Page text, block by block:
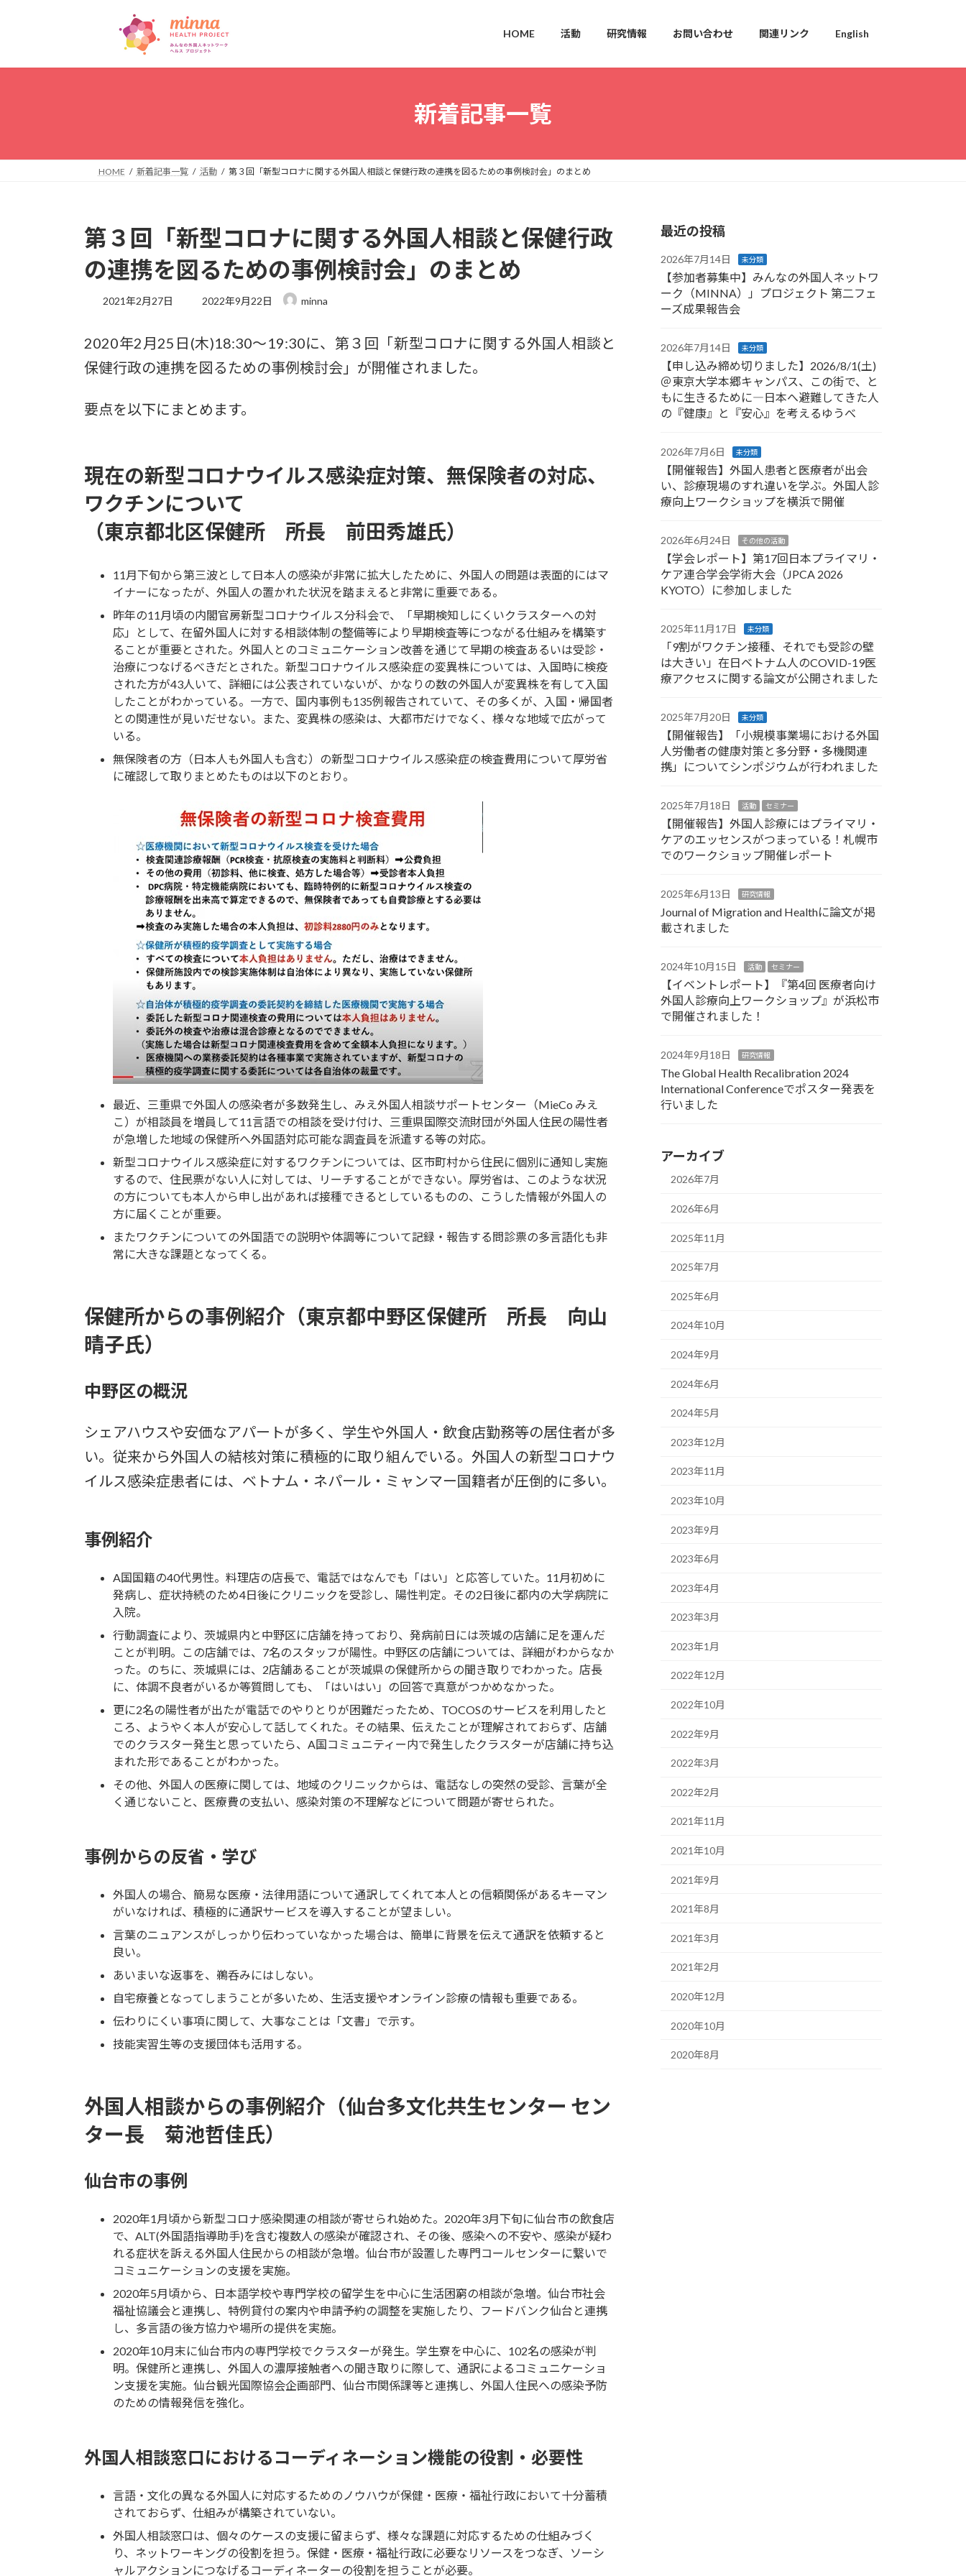
プ
動
HOME 活動 研究情報 お問い合わせ 関連リンク English
新着記事一覧
HOME 新着記事一覧 活動 第３回「新型コロナに関する外国人相談と保健行政の連携を図るための事例検討会」のまとめ
第３回「新型コロナに関する外国人相談と保健行政
の連携を図るための事例検討会」のまとめ
2021年2月27日
最
新
時
2022年9月22日 minna
2020年2月25日(木)18:30～19:30に、第３回「新型コロナに関する外国人相談と
保健行政の連携を図るための事例検討会」が開催されました。
要点を以下にまとめます。
現在の新型コロナウイルス感染症対策、無保険者の対応、
ワクチンについて
（東京都北区保健所 所長 前田秀雄氏）
11月下旬から第三波として日本人の感染が非常に拡大したために、外国人の問題は表面的にはマ
イナーになったが、外国人の置かれた状況を踏まえると非常に重要である。
昨年の11月頃の内閣官房新型コロナウイルス分科会で、「早期検知しにくいクラスターへの対
応」として、在留外国人に対する相談体制の整備等により早期検査等につながる仕組みを構築す
ることが重要とされた。外国人とのコミュニケーション改善を通じて早期の検査あるいは受診・
治療につなげるべきだとされた。新型コロナウイルス感染症の変異株については、入国時に検疫
された方が43人いて、詳細には公表されていないが、かなりの数の外国人が変異株を有して入国
したことがわかっている。一方で、国内事例も135例報告されていて、その多くが、入国・帰国者
との関連性が見いだせない。また、変異株の感染は、大都市だけでなく、様々な地域で広がって
いる。
無保険者の方（日本人も外国人も含む）の新型コロナウイルス感染症の検査費用について厚労省
に確認して取りまとめたものは以下のとおり。
最近、三重県で外国人の感染者が多数発生し、みえ外国人相談サポートセンター（MieCo みえ
こ）が相談員を増員して11言語での相談を受け付け、三重県国際交流財団が外国人住民の陽性者
が急増した地域の保健所へ外国語対応可能な調査員を派遣する等の対応。
新型コロナウイルス感染症に対するワクチンについては、区市町村から住民に個別に通知し実施
するので、住民票がない人に対しては、リーチすることができない。厚労省は、このような状況
の方についても本人から申し出があれば接種できるとしているものの、こうした情報が外国人の
方に届くことが重要。
またワクチンについての外国語での説明や体調等について記録・報告する問診票の多言語化も非
常に大きな課題となってくる。
保健所からの事例紹介（東京都中野区保健所 所長 向山
晴子氏）
中野区の概況
シェアハウスや安価なアパートが多く、学生や外国人・飲食店勤務等の居住者が多
い。従来から外国人の結核対策に積極的に取り組んでいる。外国人の新型コロナウ
イルス感染症患者には、ベトナム・ネパール・ミャンマー国籍者が圧倒的に多い。
事例紹介
A国国籍の40代男性。料理店の店長で、電話ではなんでも「はい」と応答していた。11月初めに
発病し、症状持続のため4日後にクリニックを受診し、陽性判定。その2日後に都内の大学病院に
入院。
行動調査により、茨城県内と中野区に店舗を持っており、発病前日には茨城の店舗に足を運んだ
ことが判明。この店舗では、7名のスタッフが陽性。中野区の店舗については、詳細がわからなか
った。のちに、茨城県には、2店舗あることが茨城県の保健所からの聞き取りでわかった。店長
に、体調不良者がいるか等質問しても、「はいはい」の回答で真意がつかめなかった。
更に2名の陽性者が出たが電話でのやりとりが困難だったため、TOCOSのサービスを利用したと
ころ、ようやく本人が安心して話してくれた。その結果、伝えたことが理解されておらず、店舗
でのクラスター発生と思っていたら、A国コミュニティー内で発生したクラスターが店舗に持ち込
まれた形であることがわかった。
その他、外国人の医療に関しては、地域のクリニックからは、電話なしの突然の受診、言葉が全
く通じないこと、医療費の支払い、感染対策の不理解などについて問題が寄せられた。
事例からの反省・学び
外国人の場合、簡易な医療・法律用語について通訳してくれて本人との信頼関係があるキーマン
がいなければ、積極的に通訳サービスを導入することが望ましい。
言葉のニュアンスがしっかり伝わっていなかった場合は、簡単に背景を伝えて通訳を依頼すると
良い。
あいまいな返事を、鵜呑みにはしない。
自宅療養となってしまうことが多いため、生活支援やオンライン診療の情報も重要である。
伝わりにくい事項に関して、大事なことは「文書」で示す。
技能実習生等の支援団体も活用する。
外国人相談からの事例紹介（仙台多文化共生センター セン
ター長 菊池哲佳氏）
仙台市の事例
2020年1月頃から新型コロナ感染関連の相談が寄せられ始めた。2020年3月下旬に仙台市の飲食店
で、ALT(外国語指導助手)を含む複数人の感染が確認され、その後、感染への不安や、感染が疑わ
れる症状を訴える外国人住民からの相談が急増。仙台市が設置した専門コールセンターに繋いで
コミュニケーションの支援を実施。
2020年5月頃から、日本語学校や専門学校の留学生を中心に生活困窮の相談が急増。仙台市社会
福祉協議会と連携し、特例貸付の案内や申請予約の調整を実施したり、フードバンク仙台と連携
し、多言語の後方協力や場所の提供を実施。
2020年10月末に仙台市内の専門学校でクラスターが発生。学生寮を中心に、102名の感染が判
明。保健所と連携し、外国人の濃厚接触者への聞き取りに際して、通訳によるコミュニケーショ
ン支援を実施。仙台観光国際協会企画部門、仙台市関係課等と連携し、外国人住民への感染予防
のための情報発信を強化。
外国人相談窓口におけるコーディネーション機能の役割・必要性
言語・文化の異なる外国人に対応するためのノウハウが保健・医療・福祉行政において十分蓄積
されておらず、仕組みが構築されていない。
外国人相談窓口は、個々のケースの支援に留まらず、様々な課題に対応するための仕組みづく
り、ネットワーキングの役割を担う。保健・医療・福祉行政に必要なリソースをつなぎ、ソーシ
ャルアクションにつなげるコーディネーターの役割を担うことが必要。
最近の投稿
2026年7月14日 未分類
【参加者募集中】みんなの外国人ネットワ
ーク（MINNA）」プロジェクト 第二フェ
ーズ成果報告会
2026年7月14日 未分類
【申し込み締め切りました】2026/8/1(土)
＠東京大学本郷キャンパス、この街で、と
もに生きるために―日本へ避難してきた人
の『健康』と『安心』を考えるゆうべ
2026年7月6日 未分類
【開催報告】外国人患者と医療者が出会
い、診療現場のすれ違いを学ぶ。外国人診
療向上ワークショップを横浜で開催
2026年6月24日 その他の活動
【学会レポート】第17回日本プライマリ・
ケア連合学会学術大会（JPCA 2026
KYOTO）に参加しました
2025年11月17日 未分類
「9割がワクチン接種、それでも受診の壁
は大きい」在日ベトナム人のCOVID-19医
療アクセスに関する論文が公開されました
2025年7月20日 未分類
【開催報告】「小規模事業場における外国
人労働者の健康対策と多分野・多機関連
携」についてシンポジウムが行われました
2025年7月18日 活動 セミナー
【開催報告】外国人診療にはプライマリ・
ケアのエッセンスがつまっている！札幌市
でのワークショップ開催レポート
2025年6月13日 研究情報
Journal of Migration and Healthに論文が掲
載されました
2024年10月15日 活動 セミナー
【イベントレポート】『第4回 医療者向け
外国人診療向上ワークショップ』が浜松市
で開催されました！
2024年9月18日 研究情報
The Global Health Recalibration 2024
International Conferenceでポスター発表を
行いました
アーカイブ
2026年7月
2026年6月
2025年11月
2025年7月
2025年6月
2024年10月
2024年9月
2024年6月
2024年5月
2023年12月
2023年11月
2023年10月
2023年9月
2023年6月
2023年4月
2023年3月
2023年1月
2022年12月
2022年10月
2022年9月
2022年3月
2022年2月
2021年11月
2021年10月
2021年9月
2021年8月
2021年3月
2021年2月
2020年12月
2020年10月
2020年8月